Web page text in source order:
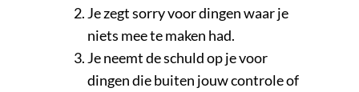
Je zegt sorry voor dingen waar je
niets mee te maken had.
Je neemt de schuld op je voor
dingen die buiten jouw controle of